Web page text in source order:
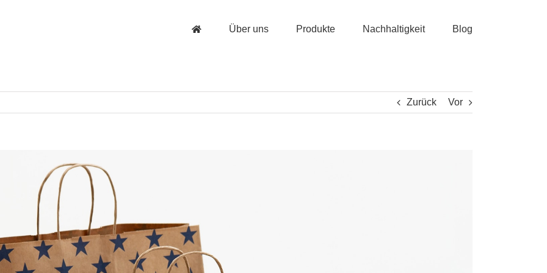
Über uns Produkte Nachhaltigkeit Blog
Zurück Vor